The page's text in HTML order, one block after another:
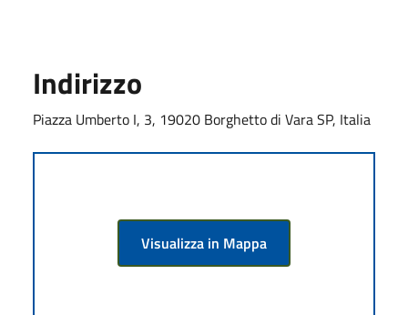
Indirizzo
Piazza Umberto I, 3, 19020 Borghetto di Vara SP, Italia
Visualizza in Mappa